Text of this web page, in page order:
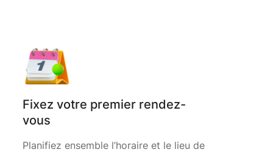
Fixez votre premier rendez-
vous
Planifiez ensemble l’horaire et le lieu de